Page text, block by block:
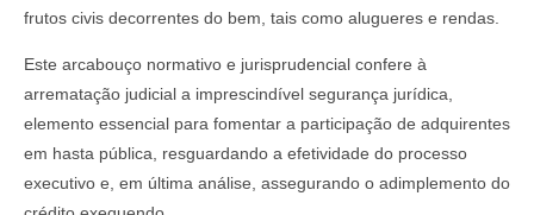
frutos civis decorrentes do bem, tais como alugueres e rendas.
Este arcabouço normativo e jurisprudencial confere à
arrematação judicial a imprescindível segurança jurídica,
elemento essencial para fomentar a participação de adquirentes
em hasta pública, resguardando a efetividade do processo
executivo e, em última análise, assegurando o adimplemento do